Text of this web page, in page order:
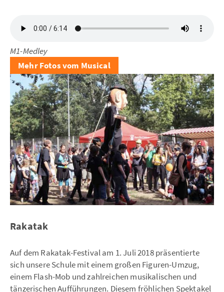
M1-Medley
Mehr Fotos vom Musical
Rakatak
Auf dem Rakatak-Festival am 1. Juli 2018 präsentierte
sich unsere Schule mit einem großen Figuren-Umzug,
einem Flash-Mob und zahlreichen musikalischen und
tänzerischen Aufführungen. Diesem fröhlichen Spektakel